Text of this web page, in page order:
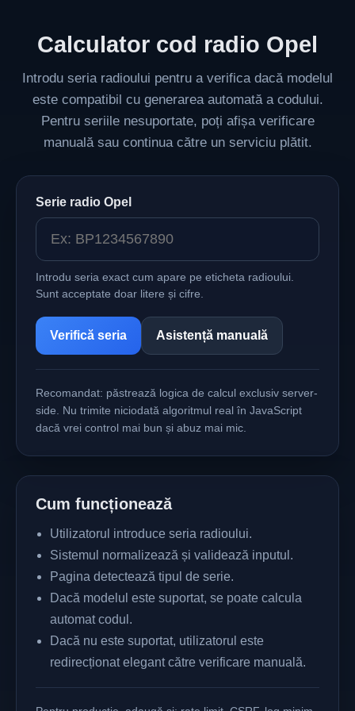
Calculator cod radio Opel
Introdu seria radioului pentru a verifica dacă modelul
este compatibil cu generarea automată a codului.
Pentru seriile nesuportate, poți afișa verificare
manuală sau continua către un serviciu plătit.
Serie radio Opel
Introdu seria exact cum apare pe eticheta radioului.
Sunt acceptate doar litere și cifre.
Verifică seria Asistență manuală
Recomandat: păstrează logica de calcul exclusiv server-
side. Nu trimite niciodată algoritmul real în JavaScript
dacă vrei control mai bun și abuz mai mic.
Cum funcționează
Utilizatorul introduce seria radioului.
Sistemul normalizează și validează inputul.
Pagina detectează tipul de serie.
Dacă modelul este suportat, se poate calcula
automat codul.
Dacă nu este suportat, utilizatorul este
redirecționat elegant către verificare manuală.